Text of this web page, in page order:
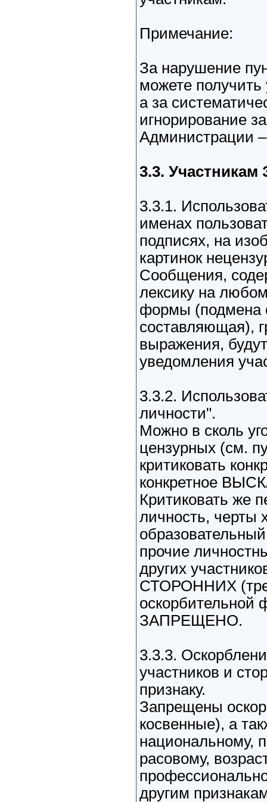
Примечание:
За нарушение
можете получить
а за
игнорирование
Администрации
3.3.
3.3.1.
именах
подписях, на
картинок
Сообщения,
лексику на
формы (подмена
составляющая),
выражения,
уведомления
3.3.2.
личности".
Можно в сколь
цензурных (см.
критиковать
конкретное
Критиковать же
личность, черты
прочие
других
СТОРОННИХ
ЗАПРЕЩЕНО.
3.3.3.
участников и
признаку.
Запрещены
косвенные), а
национальному,
расовому,
другим